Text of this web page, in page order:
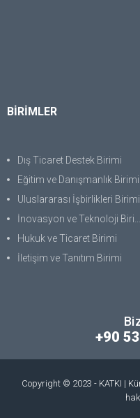
BİRİMLER
Dış Ticaret Destek Birimi
Eğitim ve Danışmanlık Birimi
Uluslararası İşbirlikleri Birimi
İnovasyon ve Teknoloji Birimi
Hukuk ve Ticaret Birimi
İletişim ve Tanıtım Birimi
+90
Copyright © 2023 - KATKI |